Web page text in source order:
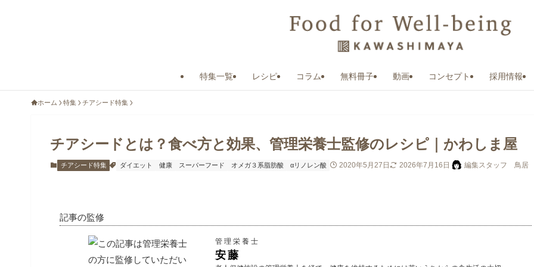
特集一覧 レシピ コラム 無料冊子 動画 コンセプト 採用情報
ホーム 特集 チアシード特集
チアシードとは？食べ方と効果、管理栄養士監修のレシピ｜かわしま屋
チアシード特集 ダイエット 健康 スーパーフード オメガ３系脂肪酸 αリノレン酸 2020年5月27日 2026年7月16日 編集スタッフ 鳥居
記事の監修
管理栄養士
安藤